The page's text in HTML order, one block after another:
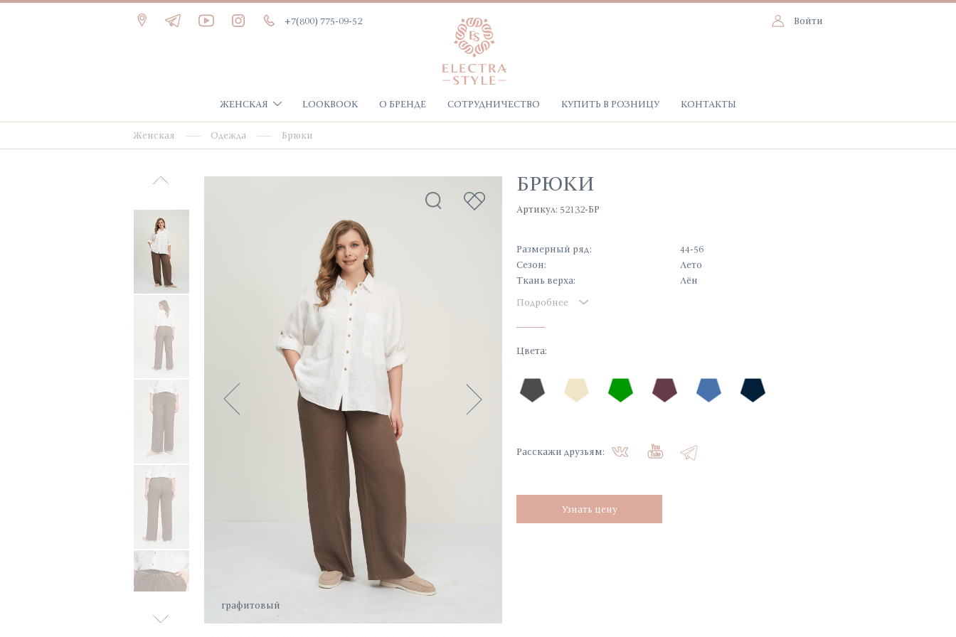
+7(800) 775-09-52 Войти
ЖЕНСКАЯ LOOKBOOK О БРЕНДЕ СОТРУДНИЧЕСТВО КУПИТЬ В РОЗНИЦУ КОНТАКТЫ
Женская Одежда Брюки
графитовый
БРЮКИ
Артикул: 52132-БР
Размерный ряд:
44-56
Сезон:
Лето
Ткань верха:
Лён
Подробнее
Цвета:
Расскажи друзьям:
Узнать цену